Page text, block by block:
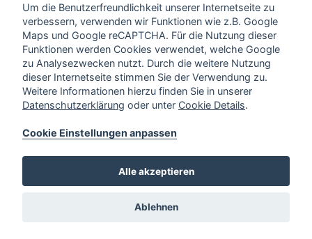
7. Datensicherheit
8. Aktualität und Änderung dieser
Datenschutzerklärung
Verarbeitung Verantwortlichen sowie des
Datenschutzbeauftragten
Um die Benutzerfreundlichkeit unserer Internetseite zu
verbessern, verwenden wir Funktionen wie z.B. Google
Maps und Google reCAPTCHA. Für die Nutzung dieser
Funktionen werden Cookies verwendet, welche Google
zu Analysezwecken nutzt. Durch die weitere Nutzung
dieser Internetseite stimmen Sie der Verwendung zu.
Weitere Informationen hierzu finden Sie in unserer
Datenschutzerklärung oder unter Cookie Details.
Cookie Einstellungen anpassen
Alle akzeptieren
Ablehnen